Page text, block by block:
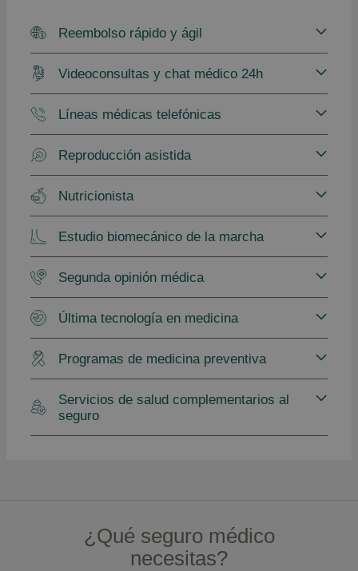
Reembolso rápido y ágil
Videoconsultas y chat médico 24h
Líneas médicas telefónicas
Reproducción asistida
Nutricionista
Estudio biomecánico de la marcha
Segunda opinión médica
Última tecnología en medicina
Programas de medicina preventiva
Servicios de salud complementarios al
seguro
¿Qué seguro médico
necesitas?